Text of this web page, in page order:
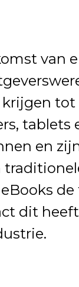
van
tot
tablets
en
dit